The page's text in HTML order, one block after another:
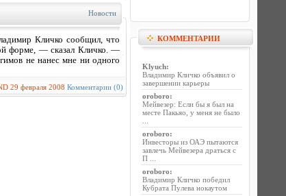
Новости
Кличко сообщил, что
форме, — сказал Кличко. —
не нанес мне ни одного
29 февраля 2008 Комментарии (0)
КОММЕНТАРИИ
Klyuch:
Владимир Кличко объявил о
завершении карьеры
oroboro:
Мейвезер: Если бы я был на
месте Пакьяо, у меня не было
oroboro:
Инвесторы из ОАЭ пытаются
завлечь Мейвезера драться с
П ...
oroboro:
Владимир Кличко победил
Кубрата Пулева нокаутом